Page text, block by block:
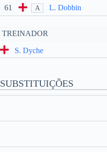
61
A L. Dobbin
TREINADOR
S. Dyche
SUBSTITUIÇÕES